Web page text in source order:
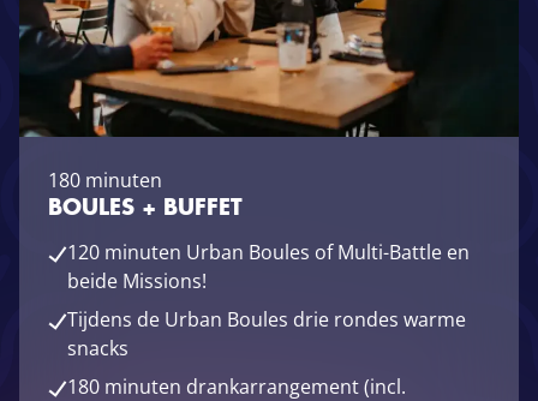
180 minuten
BOULES + BUFFET
120 minuten Urban Boules of Multi-Battle en
beide Missions!
Tijdens de Urban Boules drie rondes warme
snacks
180 minuten drankarrangement (incl.